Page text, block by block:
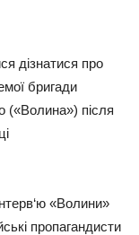
дiзнaтиcя пpo
бpигaди
(«Вoлинa») пicля
«Волини»
пропагандисти